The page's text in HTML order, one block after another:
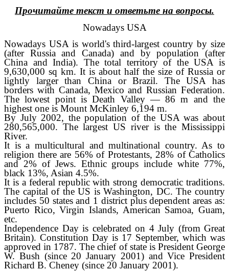
Прочитайте текст и ответьте на вопросы.
Nowadays USA
Nowadays USA is world's third-largest country by size
(after Russia and Canada) and by population (after
China and India). The total territory of the USA is
9,630,000 sq km. It is about half the size of Russia or
lightly larger than China or Brazil. The USA has
borders with Canada, Mexico and Russian Federation.
The lowest point is Death Valley — 86 m and the
highest one is Mount McKinley 6,194 m.
By July 2002, the population of the USA was about
280,565,000. The largest US river is the Mississippi
River.
It is a multicultural and multinational country. As to
religion there are 56% of Protestants, 28% of Catholics
and 2% of Jews. Ethnic groups include white 77%,
black 13%, Asian 4.5%.
It is a federal republic with strong democratic traditions.
The capital of the US is Washington, DC. The country
includes 50 states and 1 district plus dependent areas as:
Puerto Rico, Virgin Islands, American Samoa, Guam,
etc.
Independence Day is celebrated on 4 July (from Great
Britain). Constitution Day is 17 September, which was
approved in 1787. The chief of state is President George
W. Bush (since 20 January 2001) and Vice President
Richard B. Cheney (since 20 January 2001).